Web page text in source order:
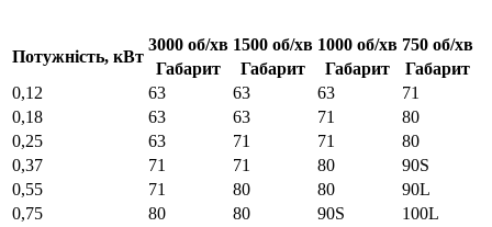
Потужність, кВт
3000 об/хв 1500 об/хв 1000 об/хв 750 об/хв
Габарит
Габарит Габарит
Габарит
0,12
63 63 63
71
0,18
63 63 71
80
0,25
63 71 71
80
0,37
71 71 80
90S
0,55
71 80 80
90L
0,75
80 80 90S
100L